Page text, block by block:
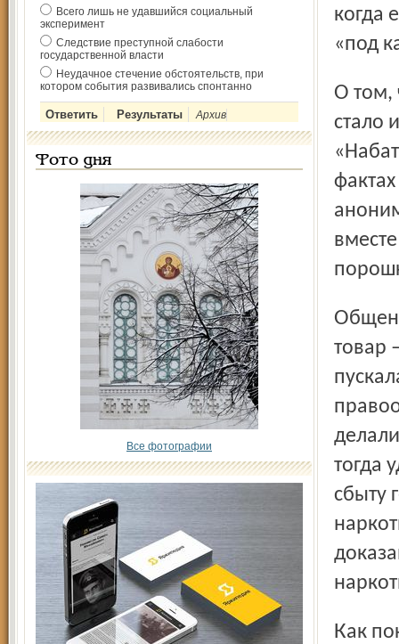
Всего лишь не удавшийся социальный
эксперимент
Следствие преступной слабости
государственной власти
Неудачное стечение обстоятельств, при
котором события развивались спонтанно
Архив
Фото дня
Все фотографии
когда
«под
О том, что Анна Соколова торгует наркотиками, милиции
стало
Общение с покупателями Соколова вела через форточку:
товар
тогда
сбыту
Как показала Соколова, ее суточная доза давно уже